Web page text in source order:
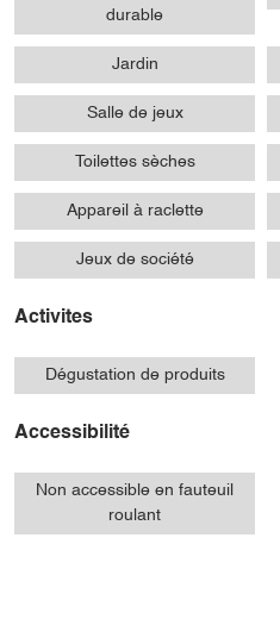
durable
Jardin
Salle de jeux
Toilettes sèches
Appareil à raclette
Jeux de société
Activites
Dégustation de produits
Accessibilité
Non accessible en fauteuil
roulant